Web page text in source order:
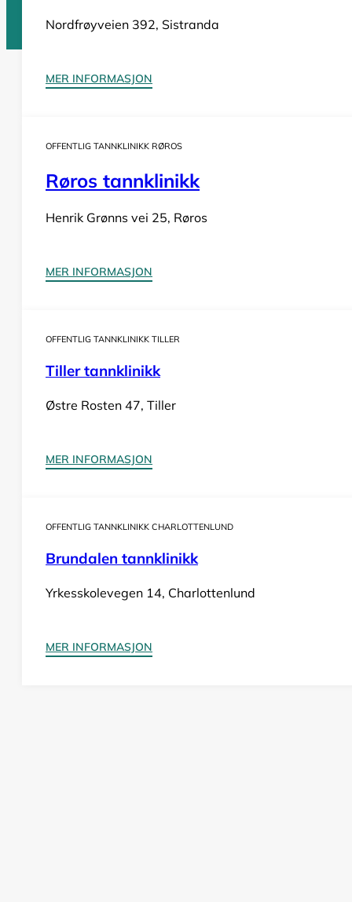
Nordfrøyveien 392, Sistranda
MER INFORMASJON
OFFENTLIG TANNKLINIKK RØROS
Røros tannklinikk
Henrik Grønns vei 25, Røros
MER INFORMASJON
OFFENTLIG TANNKLINIKK TILLER
Tiller tannklinikk
Østre Rosten 47, Tiller
MER INFORMASJON
OFFENTLIG TANNKLINIKK CHARLOTTENLUND
Brundalen tannklinikk
Yrkesskolevegen 14, Charlottenlund
MER INFORMASJON
Tannlege Norge © 2026